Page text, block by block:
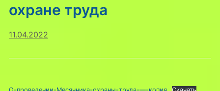
охране труда
11.04.2022